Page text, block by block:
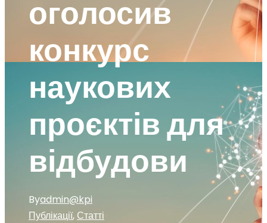
оголосив
конкурс
наукових
проєктів для
відбудови
Byadmin@kpi
Публікації, Статті